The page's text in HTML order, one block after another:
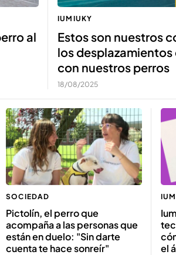
al
IUMIUKY
Estos son nuestros
los desplazamientos
con nuestros perros
18/08/2025
SOCIEDAD
Pictolín, el perro que
acompaña a las personas que
están en duelo: "Sin darte
cuenta te hace sonreír"
el